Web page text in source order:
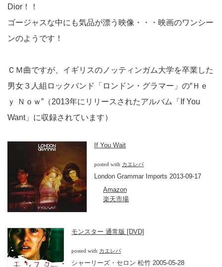
Dior！！
ゴージャスな中にも気品が漂う映像・・・映画のワンシー
ンのようです！
ＣＭ曲ですが、イギリスのノッティンガム大学を卒業した
男女３人組ロックバンド「ロンドン・グラマー」の“Ｈｅ
ｙ Ｎｏｗ”（2013年にリリースされたアルバム「If You
Want」に収録されています）
If You Wait
posted with カエレバ
London Grammar Imports 2013-09-17
Amazon
楽天市場
モンスター 通常版 [DVD]
posted with カエレバ
シャーリーズ・セロン 松竹 2005-05-28